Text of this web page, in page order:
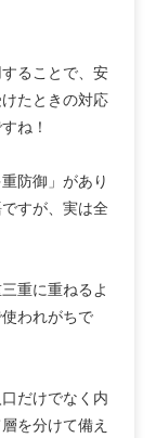
ることで、安
たときの対応
ね！
防御」があり
すが、実は全
重に重ねるよ
われがちで
だけでなく内
を分けて備え